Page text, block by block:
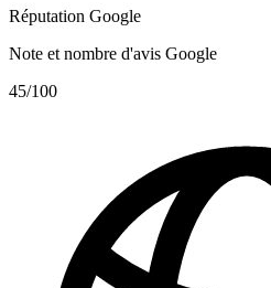
Réputation Google
Note et nombre d'avis Google
45/100